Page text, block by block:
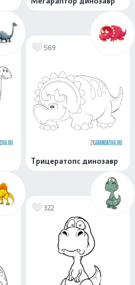
569
Трицератопс динозавр
322